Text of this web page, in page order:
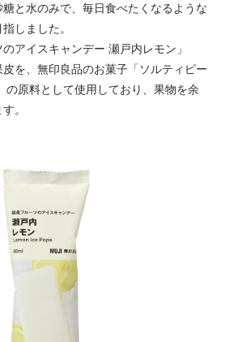
と水のみで、毎日食べたくなるような
しました。
アイスキャンデー 瀬戸内レモン」
を、無印良品のお菓子「ソルティピー
の原料として使用しており、果物を余
。